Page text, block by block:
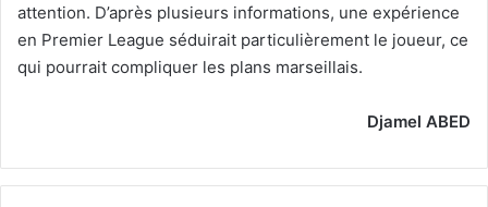
attention. D’après plusieurs informations, une expérience
en Premier League séduirait particulièrement le joueur, ce
qui pourrait compliquer les plans marseillais.
Djamel ABED